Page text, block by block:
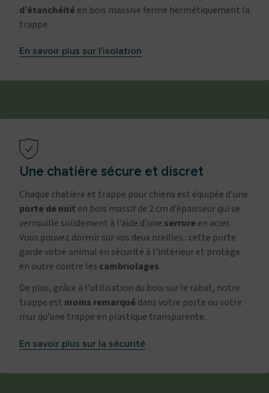
d’étanchéité en bois massive ferme hermétiquement la
trappe.
En savoir plus sur l’isolation
Une chatière sécure et discret
Chaque chatière et trappe pour chiens est équipée d’une
porte de nuit en bois massif de 2 cm d’épaisseur qui se
verrouille solidement à l’aide d’une serrure en acier.
Vous pouvez dormir sur vos deux oreilles : cette porte
garde votre animal en sécurité à l’intérieur et protège
en outre contre les cambriolages.
De plus, grâce à l’utilisation du bois sur le rabat, notre
trappe est moins remarqué dans votre porte ou votre
mur qu’une trappe en plastique transparente.
En savoir plus sur la sécurité